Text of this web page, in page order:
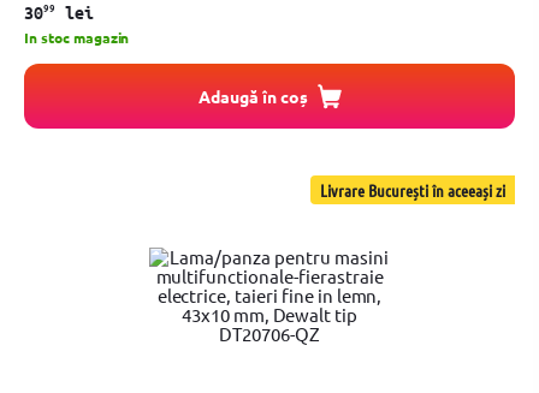
3099 lei
In stoc magazin
Adaugă în coș
Livrare București în aceeași zi